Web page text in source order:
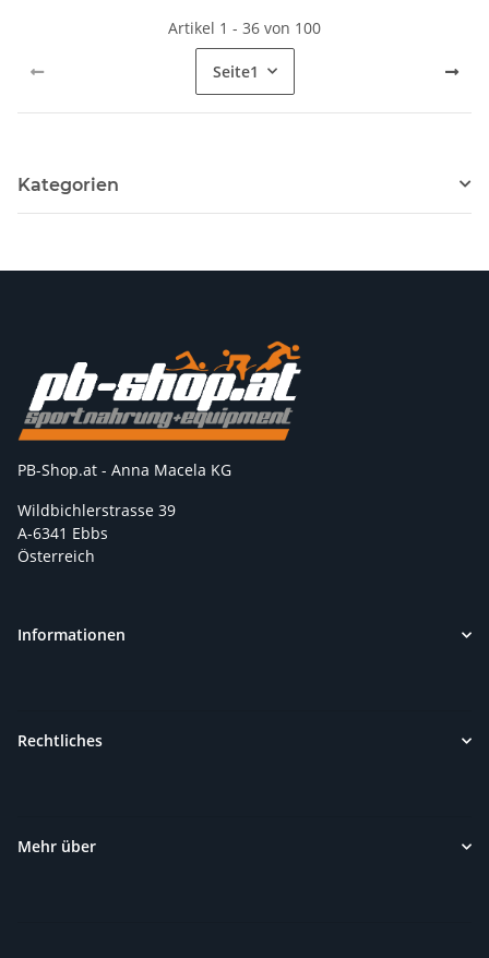
Artikel 1 - 36 von 100
Seite1
Kategorien
PB-Shop.at - Anna Macela KG
Wildbichlerstrasse 39
A-6341 Ebbs
Österreich
Informationen
Rechtliches
Mehr über